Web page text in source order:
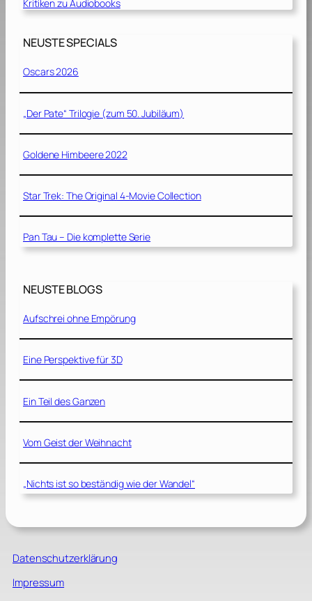
Kritiken zu Audiobooks
NEUSTE SPECIALS
Oscars 2026
„Der Pate“ Trilogie (zum 50. Jubiläum)
Goldene Himbeere 2022
Star Trek: The Original 4-Movie Collection
Pan Tau – Die komplette Serie
NEUSTE BLOGS
Aufschrei ohne Empörung
Eine Perspektive für 3D
Ein Teil des Ganzen
Vom Geist der Weihnacht
„Nichts ist so beständig wie der Wandel“
Datenschutzerklärung
Impressum